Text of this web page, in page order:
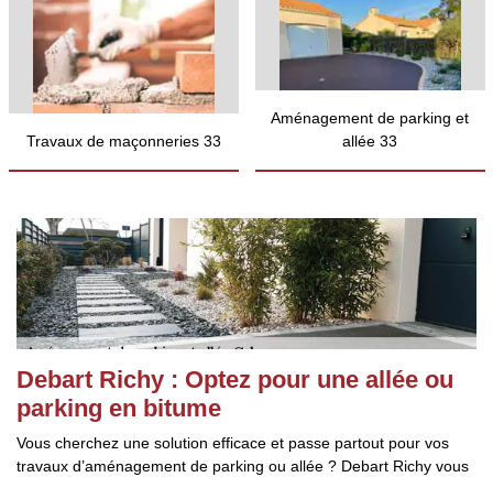
Travaux de maçonneries 33
Aménagement de parking et
allée 33
Debart Richy : Optez pour une allée ou
parking en bitume
Vous cherchez une solution efficace et passe partout pour vos
travaux d’aménagement de parking ou allée ? Debart Richy vous